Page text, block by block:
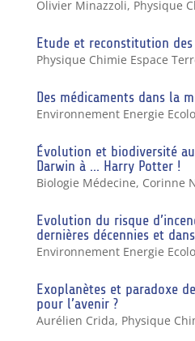
Olivier Minazzoli, Physique
Etude et reconstitution
Physique Chimie Espace
Des médicaments dans la
Environnement Energie
Évolution et biodiversité
Darwin à … Harry Potter !
Biologie Médecine, Corinne
Evolution du risque
dernières décennies et
Environnement Energie
Exoplanètes et paradoxe
pour l’avenir ?
Aurélien Crida, Physique